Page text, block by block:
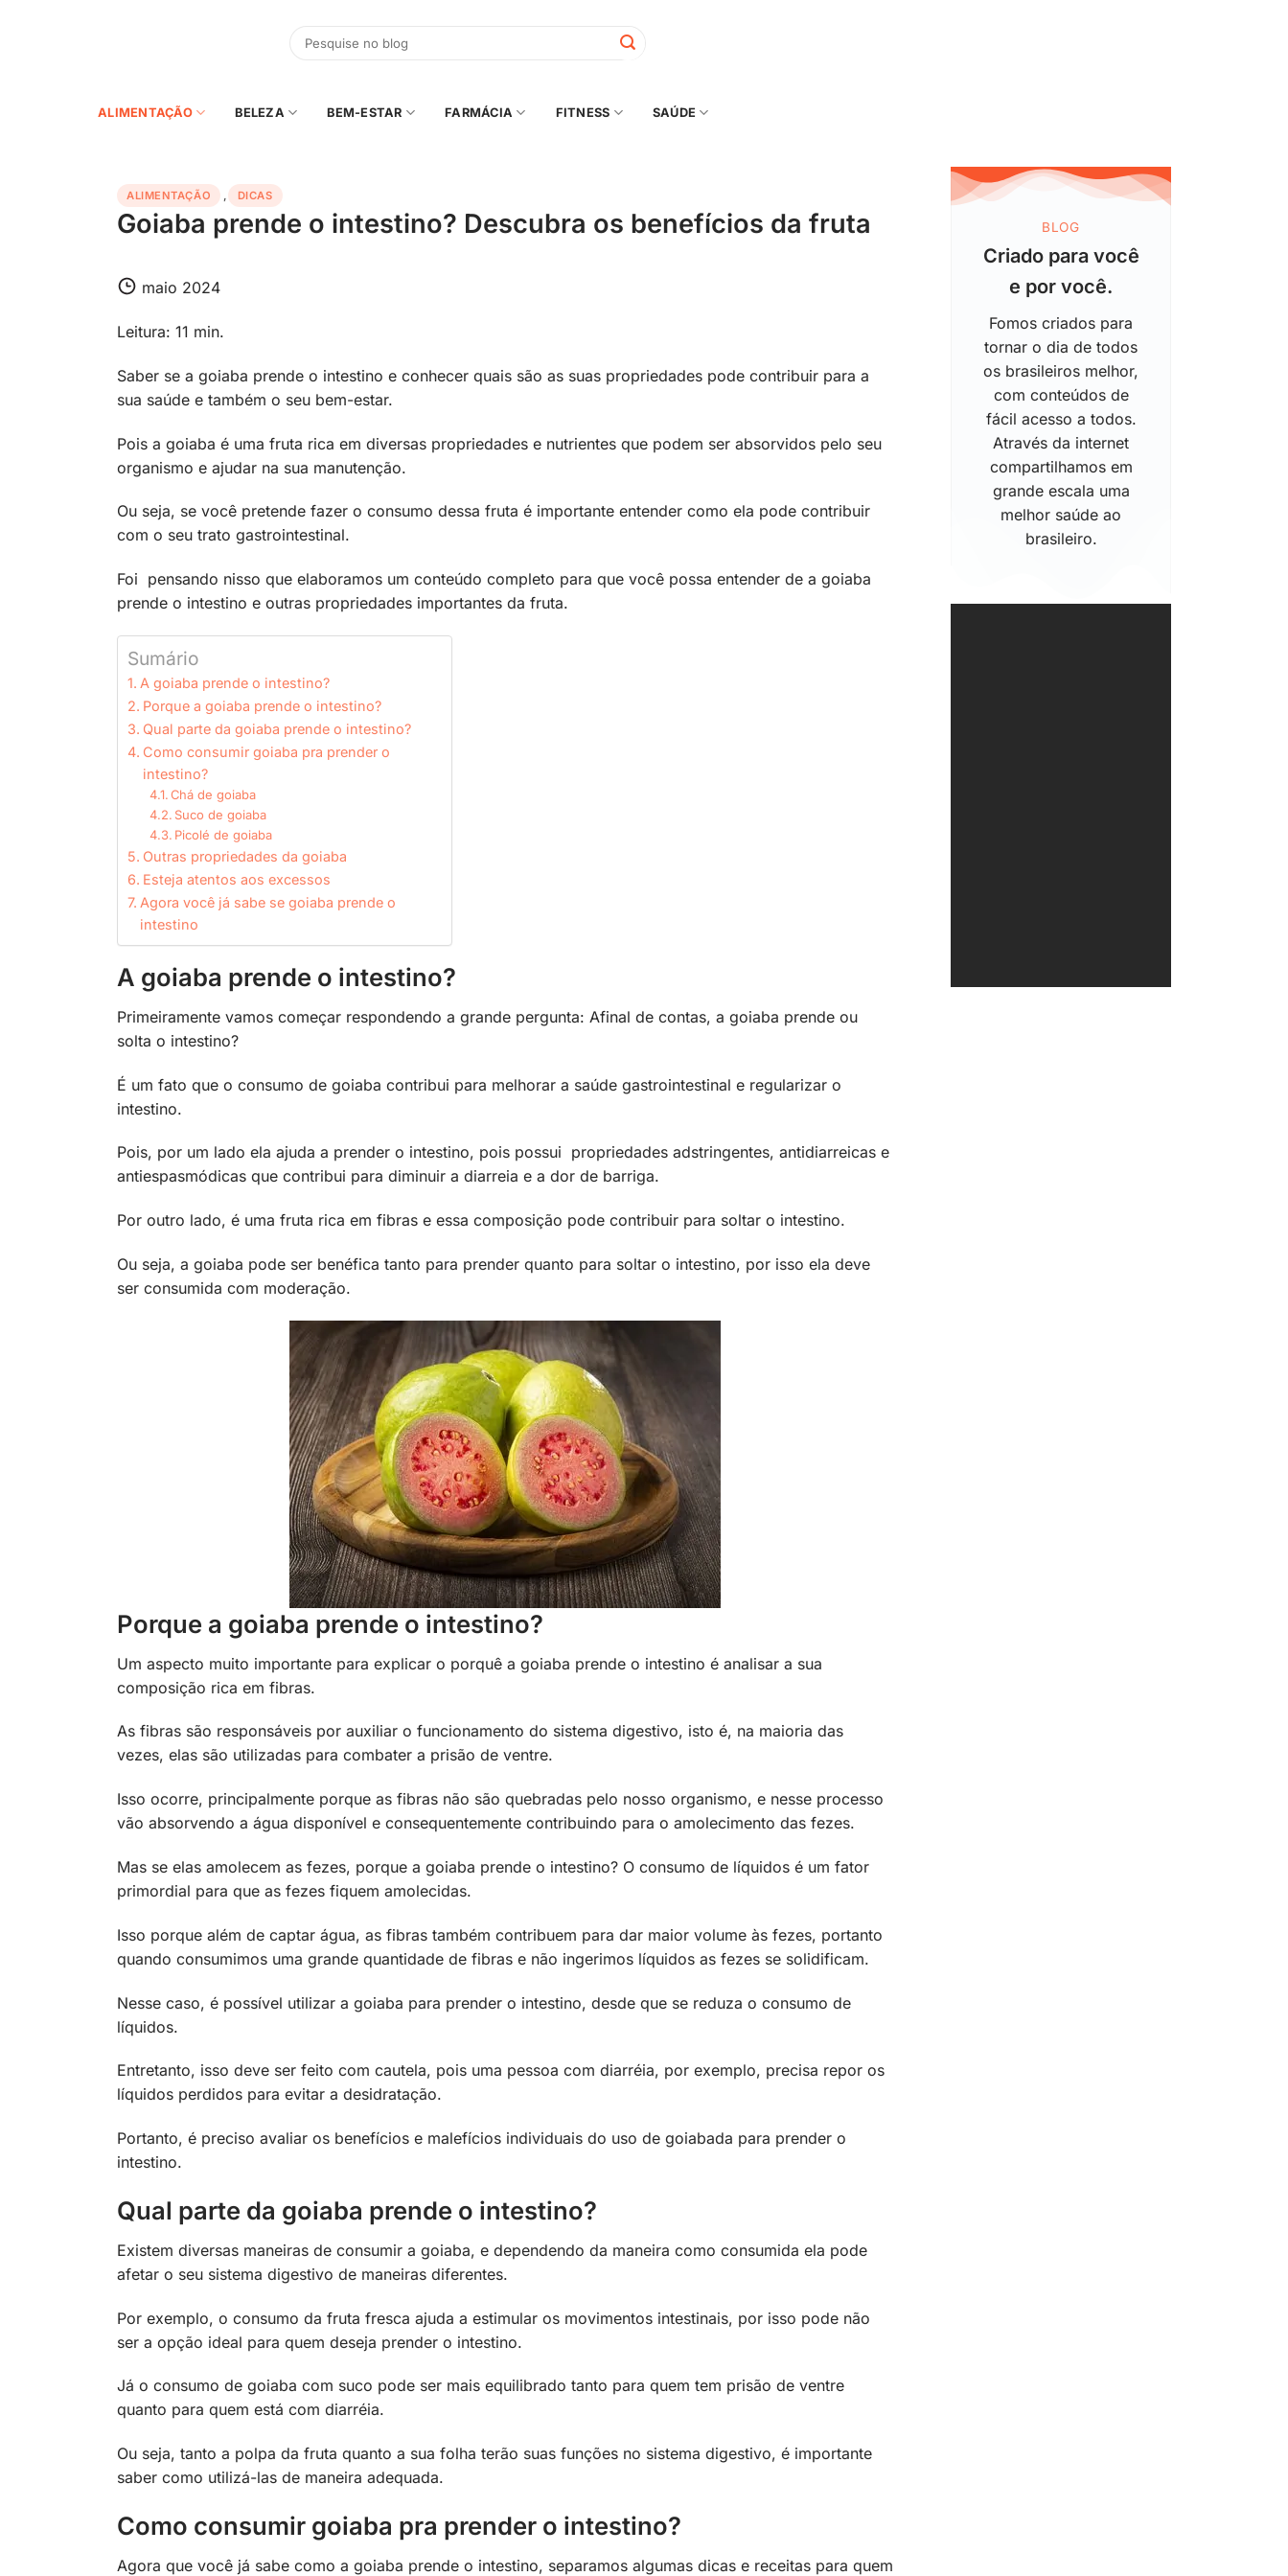
ALIMENTAÇÃO BELEZA BEM-ESTAR FARMÁCIA FITNESS SAÚDE
ALIMENTAÇÃO , DICAS
Goiaba prende o intestino? Descubra os benefícios da fruta
maio 2024
Leitura: 11 min.
Saber se a goiaba prende o intestino e conhecer quais são as suas propriedades pode contribuir para a
sua saúde e também o seu bem-estar.
Pois a goiaba é uma fruta rica em diversas propriedades e nutrientes que podem ser absorvidos pelo seu
organismo e ajudar na sua manutenção.
Ou seja, se você pretende fazer o consumo dessa fruta é importante entender como ela pode contribuir
com o seu trato gastrointestinal.
Foi pensando nisso que elaboramos um conteúdo completo para que você possa entender de a goiaba
prende o intestino e outras propriedades importantes da fruta.
Sumário
A goiaba prende o intestino?
Porque a goiaba prende o intestino?
Qual parte da goiaba prende o intestino?
Como consumir goiaba pra prender o
intestino?
Chá de goiaba
Suco de goiaba
Picolé de goiaba
Outras propriedades da goiaba
Esteja atentos aos excessos
Agora você já sabe se goiaba prende o
intestino
A goiaba prende o intestino?
Primeiramente vamos começar respondendo a grande pergunta: Afinal de contas, a goiaba prende ou
solta o intestino?
É um fato que o consumo de goiaba contribui para melhorar a saúde gastrointestinal e regularizar o
intestino.
Pois, por um lado ela ajuda a prender o intestino, pois possui propriedades adstringentes, antidiarreicas e
antiespasmódicas que contribui para diminuir a diarreia e a dor de barriga.
Por outro lado, é uma fruta rica em fibras e essa composição pode contribuir para soltar o intestino.
Ou seja, a goiaba pode ser benéfica tanto para prender quanto para soltar o intestino, por isso ela deve
ser consumida com moderação.
Porque a goiaba prende o intestino?
Um aspecto muito importante para explicar o porquê a goiaba prende o intestino é analisar a sua
composição rica em fibras.
As fibras são responsáveis por auxiliar o funcionamento do sistema digestivo, isto é, na maioria das
vezes, elas são utilizadas para combater a prisão de ventre.
Isso ocorre, principalmente porque as fibras não são quebradas pelo nosso organismo, e nesse processo
vão absorvendo a água disponível e consequentemente contribuindo para o amolecimento das fezes.
Mas se elas amolecem as fezes, porque a goiaba prende o intestino? O consumo de líquidos é um fator
primordial para que as fezes fiquem amolecidas.
Isso porque além de captar água, as fibras também contribuem para dar maior volume às fezes, portanto
quando consumimos uma grande quantidade de fibras e não ingerimos líquidos as fezes se solidificam.
Nesse caso, é possível utilizar a goiaba para prender o intestino, desde que se reduza o consumo de
líquidos.
Entretanto, isso deve ser feito com cautela, pois uma pessoa com diarréia, por exemplo, precisa repor os
líquidos perdidos para evitar a desidratação.
Portanto, é preciso avaliar os benefícios e malefícios individuais do uso de goiabada para prender o
intestino.
Qual parte da goiaba prende o intestino?
Existem diversas maneiras de consumir a goiaba, e dependendo da maneira como consumida ela pode
afetar o seu sistema digestivo de maneiras diferentes.
Por exemplo, o consumo da fruta fresca ajuda a estimular os movimentos intestinais, por isso pode não
ser a opção ideal para quem deseja prender o intestino.
Já o consumo de goiaba com suco pode ser mais equilibrado tanto para quem tem prisão de ventre
quanto para quem está com diarréia.
Ou seja, tanto a polpa da fruta quanto a sua folha terão suas funções no sistema digestivo, é importante
saber como utilizá-las de maneira adequada.
Como consumir goiaba pra prender o intestino?
Agora que você já sabe como a goiaba prende o intestino, separamos algumas dicas e receitas para quem
BLOG
Criado para você
e por você.
Fomos criados para
tornar o dia de todos
os brasileiros melhor,
com conteúdos de
fácil acesso a todos.
Através da internet
compartilhamos em
grande escala uma
melhor saúde ao
brasileiro.